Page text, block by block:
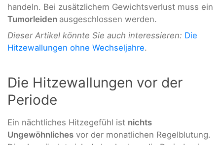
handeln. Bei zusätzlichem Gewichtsverlust muss ein
Tumorleiden ausgeschlossen werden.
Dieser Artikel könnte Sie auch interessieren: Die
Hitzewallungen ohne Wechseljahre.
Die Hitzewallungen vor der
Periode
Ein nächtliches Hitzegefühl ist nichts
Ungewöhnliches vor der monatlichen Regelblutung.